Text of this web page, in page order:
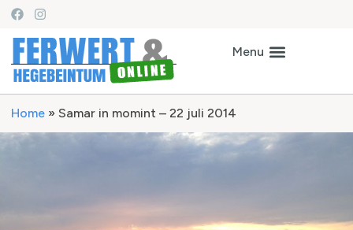
Home » Samar in momint – 22 juli 2014